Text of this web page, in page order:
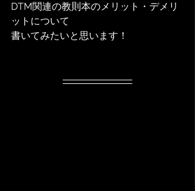
DTM関連の教則本のメリット・デメリ
ットについて
書いてみたいと思います！